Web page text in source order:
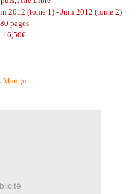
2012 (tome 1) - Juin 2012 (tome 2)
pages
16,50€
Mango